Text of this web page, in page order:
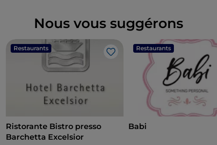
Nous vous suggérons
Restaurants
J’aime
Ristorante Bistro presso
Barchetta Excelsior
Restaurants
Babi